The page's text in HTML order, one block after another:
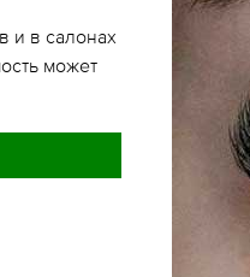
и в салонах
может